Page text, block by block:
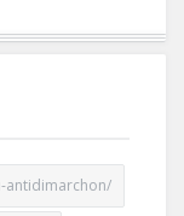
antidimarchon/